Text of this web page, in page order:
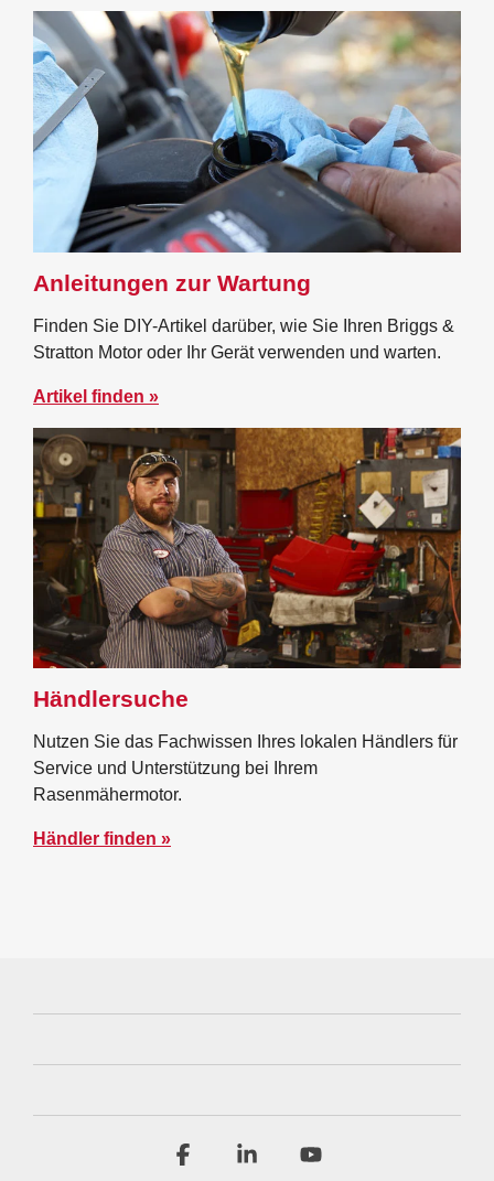
Anleitungen zur Wartung
Finden Sie DIY-Artikel darüber, wie Sie Ihren Briggs &
Stratton Motor oder Ihr Gerät verwenden und warten.
Artikel finden »
Händlersuche
Nutzen Sie das Fachwissen Ihres lokalen Händlers für
Service und Unterstützung bei Ihrem
Rasenmähermotor.
Händler finden »
Facebook Linkedin